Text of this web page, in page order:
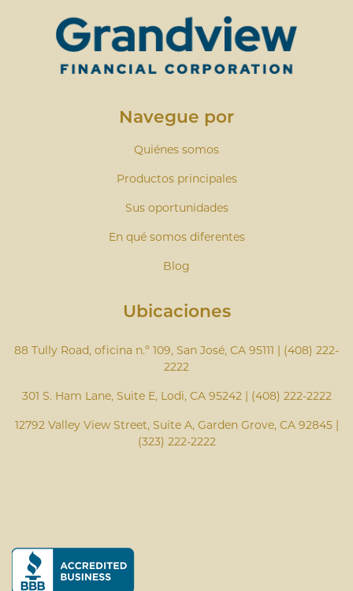
Navegue por
Quiénes somos
Productos principales
Sus oportunidades
En qué somos diferentes
Blog
Ubicaciones
88 Tully Road, oficina n.º 109, San José, CA 95111 | (408) 222-
2222
301 S. Ham Lane, Suite E, Lodi, CA 95242 | (408) 222-2222
12792 Valley View Street, Suite A, Garden Grove, CA 92845 |
(323) 222-2222